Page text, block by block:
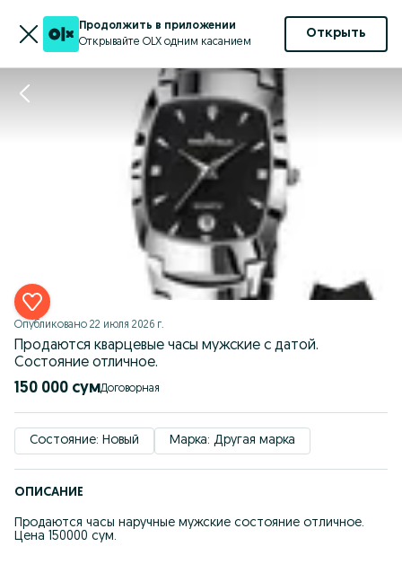
Продолжить в приложении
Открывайте OLX одним касанием
Открыть
Опубликовано 22 июля 2026 г.
Продаются кварцевые часы мужские с датой.
Состояние отличное.
150 000 сум Договорная
Состояние: Новый Марка: Другая марка
ОПИСАНИЕ
Продаются часы наручные мужские состояние отличное.
Цена 150000 сум.